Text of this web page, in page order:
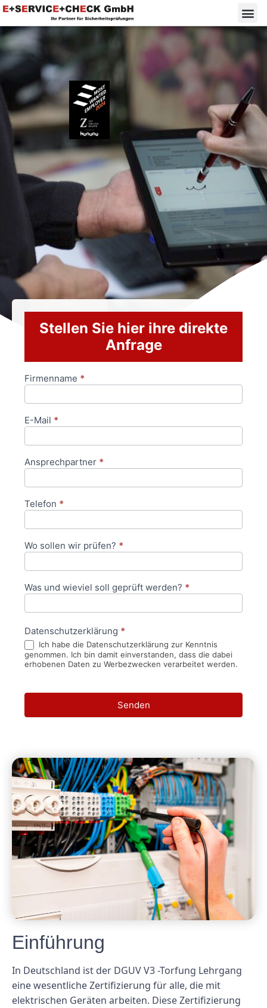
Stellen Sie hier ihre direkte
Anfrage
Anfrageformular
Firmenname *
E-Mail *
Ansprechpartner *
Telefon *
Wo sollen wir prüfen? *
Was und wieviel soll geprüft werden? *
Datenschutzerklärung *
Ich habe die Datenschutzerklärung zur Kenntnis
genommen. Ich bin damit einverstanden, dass die dabei
erhobenen Daten zu Werbezwecken verarbeitet werden.
Senden
Einführung
In Deutschland ist der DGUV V3 -Torfung Lehrgang
eine wesentliche Zertifizierung für alle, die mit
elektrischen Geräten arbeiten. Diese Zertifizierung